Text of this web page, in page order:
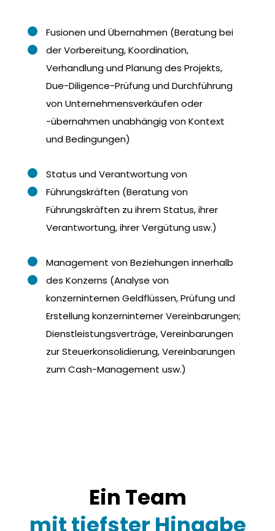
Fusionen und Übernahmen (Beratung bei
der Vorbereitung, Koordination,
Verhandlung und Planung des Projekts,
Due-Diligence-Prüfung und Durchführung
von Unternehmensverkäufen oder
-übernahmen unabhängig von Kontext
und Bedingungen)
Status und Verantwortung von
Führungskräften (Beratung von
Führungskräften zu ihrem Status, ihrer
Verantwortung, ihrer Vergütung usw.)
Management von Beziehungen innerhalb
des Konzerns (Analyse von
konzerninternen Geldflüssen, Prüfung und
Erstellung konzerninterner Vereinbarungen;
Dienstleistungsverträge, Vereinbarungen
zur Steuerkonsolidierung, Vereinbarungen
zum Cash-Management usw.)
Ein Team
mit tiefster Hingabe